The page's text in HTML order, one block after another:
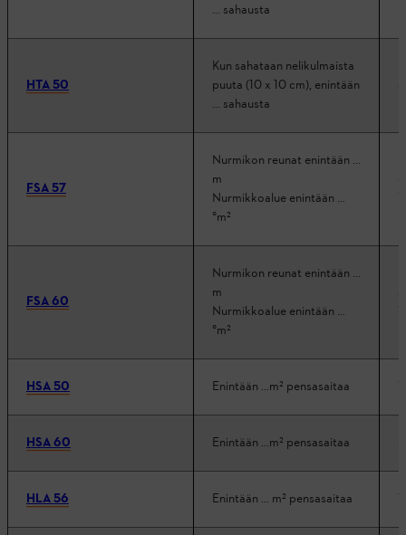
... sahausta
HTA 50
Kun sahataan nelikulmaista
puuta (10 x 10 cm), enintään
... sahausta
FSA 57
Nurmikon reunat enintään ...
m
Nurmikkoalue enintään …
°m²
FSA 60
Nurmikon reunat enintään ...
m
Nurmikkoalue enintään …
°m²
HSA 50 Enintään ...m² pensasaitaa
HSA 60 Enintään ...m² pensasaitaa
HLA 56 Enintään … m² pensasaitaa